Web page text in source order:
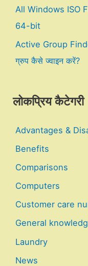
All Windows ISO
64-bit
Active Group
ग्रुप कैसे ज्वाइन करें?
लोकप्रिय कैटेगरी
Advantages &
Benefits
Comparisons
Computers
Customer care
General
Laundry
News